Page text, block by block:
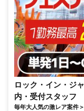
ロック・イン・ジ
内・受付スタッフ
毎年大人気の激レア案件